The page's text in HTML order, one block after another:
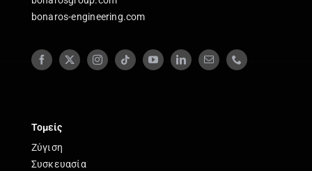
bonaros-engineering.com
Τομείς
Ζύγιση
Συσκευασία